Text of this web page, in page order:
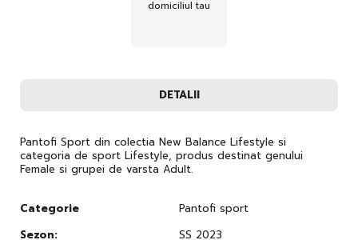
domiciliul tau
DETALII
Pantofi Sport din colectia New Balance Lifestyle si
categoria de sport Lifestyle, produs destinat genului
Female si grupei de varsta Adult.
Categorie
Pantofi sport
Sezon:
SS 2023